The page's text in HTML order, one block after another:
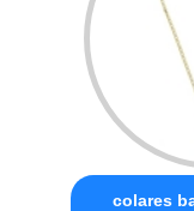
colares